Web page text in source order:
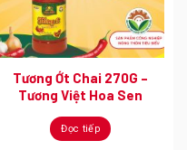
Tương Ớt Chai 270G –
Tương Việt Hoa Sen
Đọc tiếp